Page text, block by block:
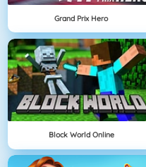
Grand Prix Hero
Block World Online